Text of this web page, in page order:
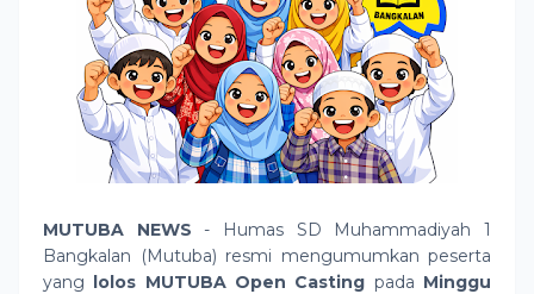
MUTUBA NEWS- Humas SD Muhammadiyah 1
Bangkalan (Mutuba) resmi mengumumkan peserta
yang lolos MUTUBA Open Casting pada Minggu